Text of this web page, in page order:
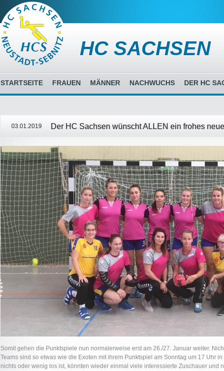
HC SACHSEN
STARTSEITE FRAUEN MÄNNER NACHWUCHS DER HC
03.01.2019 Der HC Sachsen wünscht ALLEN ein frohes
Somit gehen die Punktspiele nun normalerweise erst am 26./27. Januar weiter.
Teams sind so etwas wie die Exoten mit ihrem Punktspiel am Sonntag um 17 Uhr
nichts oder wenig los ist, könnten wieder einmal viele interessierte Zuschauer und